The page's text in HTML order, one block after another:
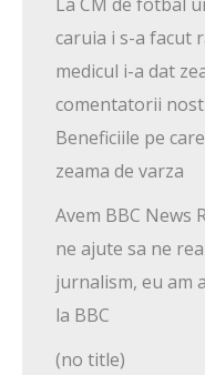
caruia i s-a facut
medicul i-a dat
comentatorii
Beneficiile pe
zeama de varza
Avem BBC News
ne ajute sa ne
jurnalism, eu am
la BBC
(no title)